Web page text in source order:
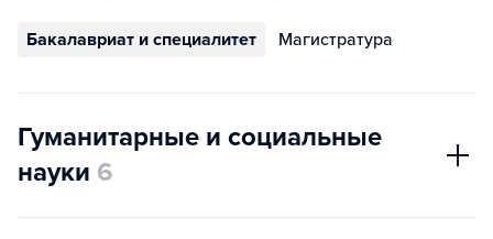
Бакалавриат и специалитет Магистратура
Гуманитарные и социальные
науки 6